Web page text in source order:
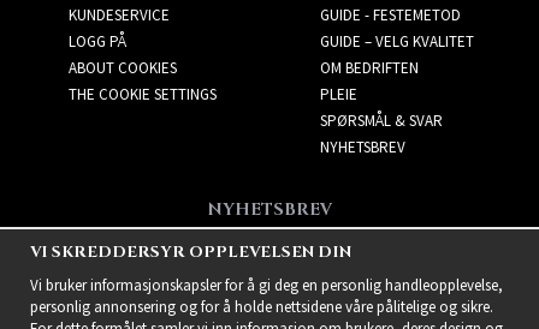
KUNDESERVICE
LOGG PÅ
ABOUT COOKIES
THE COOKIE SETTINGS
GUIDE - FESTEMETOD
GUIDE – VELG KVALITET
OM BEDRIFTEN
PLEIE
SPØRSMÅL & SVAR
NYHETSBREV
NYHETSBREV
Få de beste tilbudene og
spennende nye produkter!
VI SKREDDERSYR OPPLEVELSEN DIN
Vi bruker informasjonskapsler for å gi deg en personlig handleopplevelse,
personlig annonsering og for å holde nettsidene våre pålitelige og sikre.